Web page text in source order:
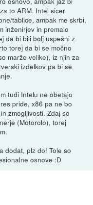
to ARM. Intel sicer
tablice, ampak me skrbi,
inženirjev in premalo
da bi bili bolj uspešni z
torej da bi se močno
marže velike), iz njih za
izdelkov pa bi se
tudi Intelu ne obetajo
pride, x86 pa ne bo
zmogljivosti. Zdaj so
(Motorolo), torej
dodat, plz do! Tole so
osnove :D